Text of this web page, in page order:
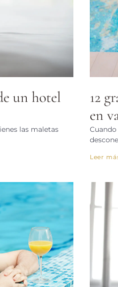
un hotel
las maletas
12
en
Leer